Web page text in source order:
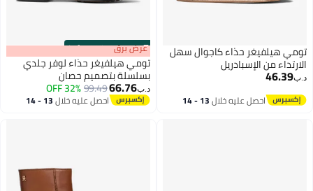
2
تومي هيلفيغر حذاء كاجوال سهل
الارتداء من الإسبادريل
د.ب‏46.39
احصل عليه خلال 13 - 14
00m:00s
·
100% Left عرض برق
تومي هيلفيغر حذاء لوفر جلدي
بسلسلة بتصميم حصان
د.ب‏66.76
99.49
32% OFF
احصل عليه خلال 13 - 14